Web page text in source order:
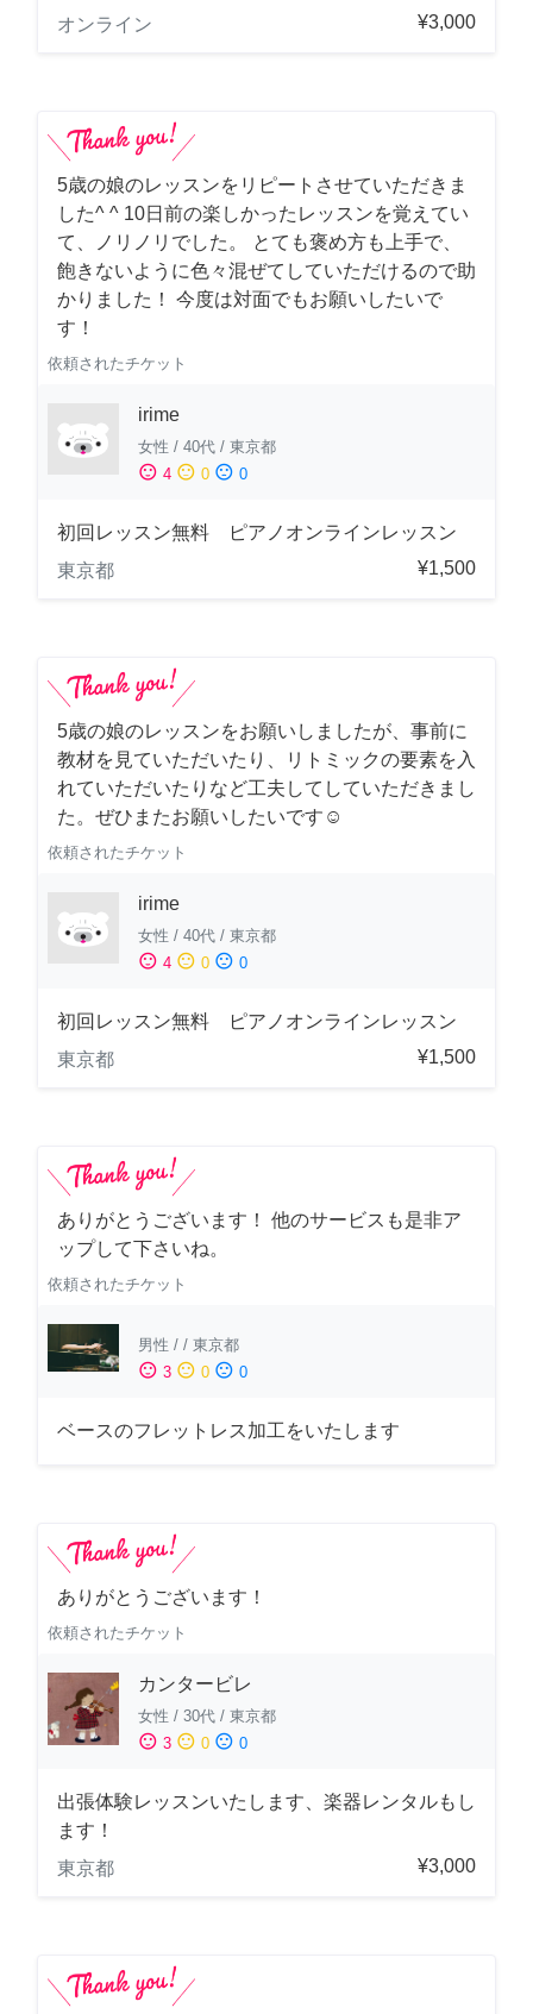
オンライン
¥3,000
5歳の娘のレッスンをリピートさせていただきま
した^ ^ 10日前の楽しかったレッスンを覚えてい
て、ノリノリでした。 とても褒め方も上手で、
飽きないように色々混ぜてしていただけるので助
かりました！ 今度は対面でもお願いしたいで
す！
依頼されたチケット
irime
女性 / 40代 / 東京都
sentiment_satisfied 4 sentiment_neutral 0 sentiment_dissatisfied 0
初回レッスン無料 ピアノオンラインレッスン
東京都
¥1,500
5歳の娘のレッスンをお願いしましたが、事前に
教材を見ていただいたり、リトミックの要素を入
れていただいたりなど工夫してしていただきまし
た。ぜひまたお願いしたいです☺️
依頼されたチケット
irime
女性 / 40代 / 東京都
sentiment_satisfied 4 sentiment_neutral 0 sentiment_dissatisfied 0
初回レッスン無料 ピアノオンラインレッスン
東京都
¥1,500
ありがとうございます！ 他のサービスも是非ア
ップして下さいね。
依頼されたチケット
男性 / / 東京都
sentiment_satisfied 3 sentiment_neutral 0 sentiment_dissatisfied 0
ベースのフレットレス加工をいたします
ありがとうございます！
依頼されたチケット
カンタービレ
女性 / 30代 / 東京都
sentiment_satisfied 3 sentiment_neutral 0 sentiment_dissatisfied 0
出張体験レッスンいたします、楽器レンタルもし
ます！
東京都
¥3,000